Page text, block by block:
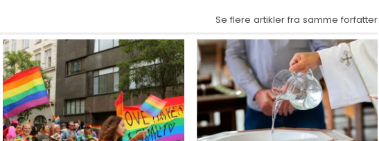
Se flere artikler fra samme forfatter